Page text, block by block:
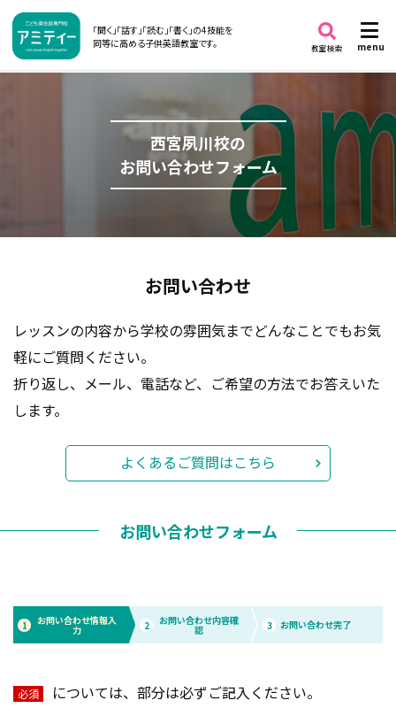
「聞く」「話す」「読む」「書く」の4技能を
同等に高める子供英語教室です。
menu
教室検索
西宮夙川校の
お問い合わせフォーム
お問い合わせ
レッスンの内容から学校の雰囲気までどんなことでもお気
軽にご質問ください。
折り返し、メール、電話など、ご希望の方法でお答えいた
します。
よくあるご質問はこちら
お問い合わせフォーム
1 お問い合わせ情報入
力 2 お問い合わせ内容確
認 3 お問い合わせ完了
必須 については、部分は必ずご記入ください。